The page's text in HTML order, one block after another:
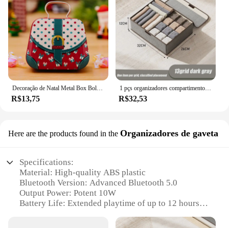
R$13,75
1 pçs organizadores compartimentos de armazenamento de tecido tipo gaveta caixa de armazenamento três em um organizador de guarda-roupa roupas meias dobráveis casa
R$32,53
Here are the products found in the Organizadores de gaveta
Specifications:
Material: High-quality ABS plastic
Bluetooth Version: Advanced Bluetooth 5.0
Output Power: Potent 10W
Battery Life: Extended playtime of up to 12 hours
Design: Sleek and portable with a built-in handle